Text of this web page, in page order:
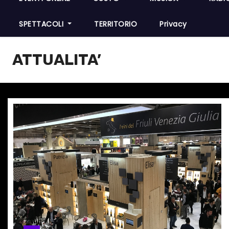
SPETTACOLI TERRITORIO Privacy
ATTUALITA’